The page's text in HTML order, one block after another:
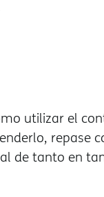
utilizar el
repase
de tanto en